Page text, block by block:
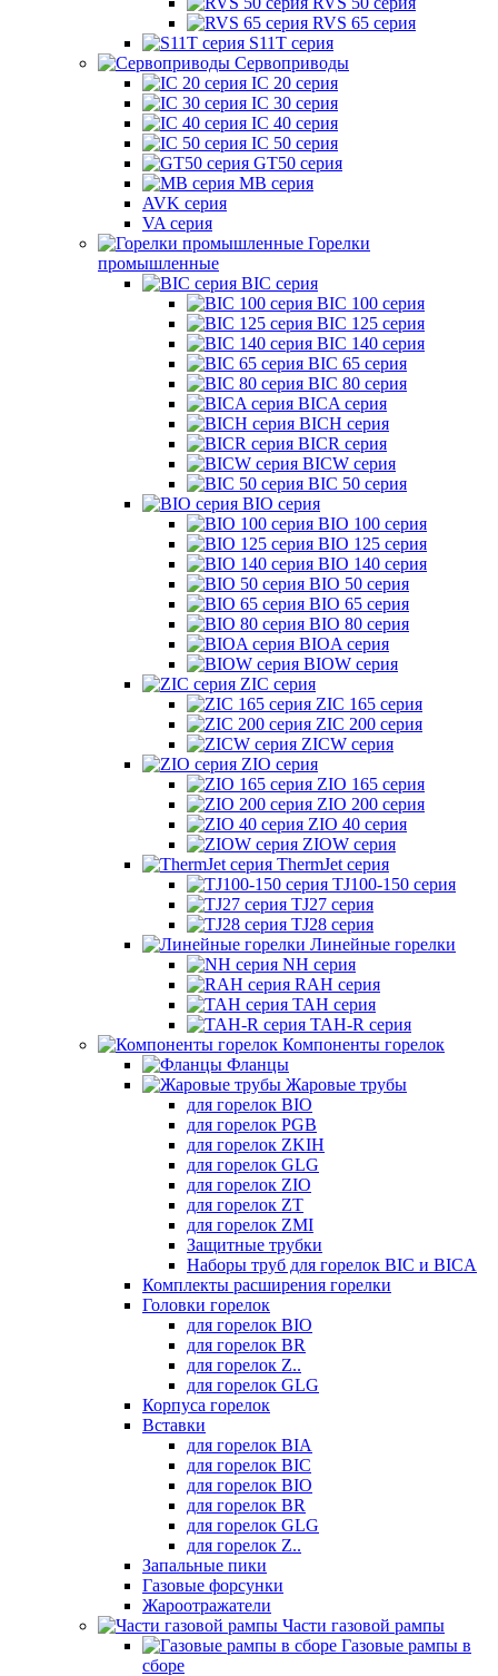
RVS 65 серия
S11T серия
Сервоприводы
IC 20 серия
IC 30 серия
IC 40 серия
IC 50 серия
GT50 серия
MB серия
AVK серия
VA серия
Горелки
промышленные
BIC серия
BIC 100 серия
BIC 125 серия
BIC 140 серия
BIC 65 серия
BIC 80 серия
BICA серия
BICH серия
BICR серия
BICW серия
BIC 50 серия
BIO серия
BIO 100 серия
BIO 125 серия
BIO 140 серия
BIO 50 серия
BIO 65 серия
BIO 80 серия
BIOA серия
BIOW серия
ZIC серия
ZIC 165 серия
ZIC 200 серия
ZICW серия
ZIO серия
ZIO 165 серия
ZIO 200 серия
ZIO 40 серия
ZIOW серия
ThermJet серия
TJ100-150 серия
TJ27 серия
TJ28 серия
Линейные горелки
NH серия
RAH серия
TAH серия
TAH-R серия
Компоненты горелок
Фланцы
Жаровые трубы
для горелок BIO
для горелок PGB
для горелок ZKIH
для горелок GLG
для горелок ZIO
для горелок ZT
для горелок ZMI
Защитные трубки
Наборы труб для горелок BIC и BICA
Комплекты расширения горелки
Головки горелок
для горелок BIO
для горелок BR
для горелок Z..
для горелок GLG
Корпуса горелок
Вставки
для горелок BIA
для горелок BIC
для горелок BIO
для горелок BR
для горелок GLG
для горелок Z..
Запальные пики
Газовые форсунки
Жароотражатели
Части газовой рампы
Газовые рампы в
сборе